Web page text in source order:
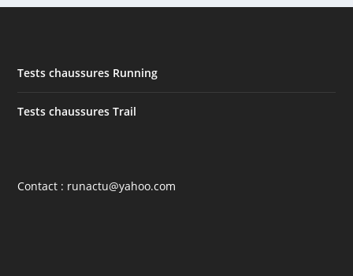
Tests chaussures Running
Tests chaussures Trail
Contact : runactu@yahoo.com